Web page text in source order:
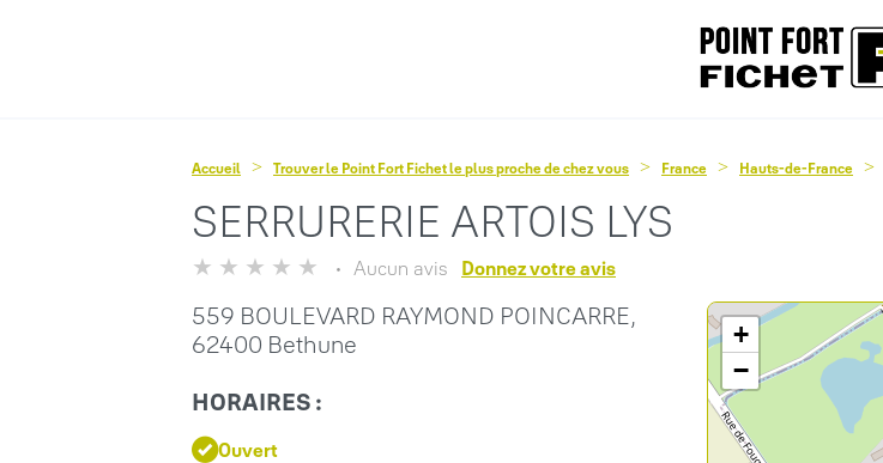
Accueil Trouver le Point Fort Fichet le plus proche de chez vous France Hauts-de-France
SERRURERIE ARTOIS LYS
Aucun avis Donnez votre avis
559 BOULEVARD RAYMOND POINCARRE,
62400 Bethune
+
−
HORAIRES :
Ouvert